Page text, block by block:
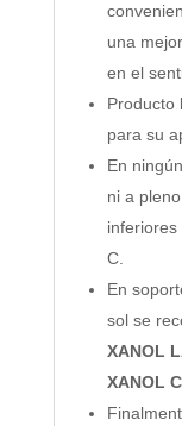
una
en el
Producto
para su
En
ni a
inferiores
C.
En
sol se
XANOL
XANOL